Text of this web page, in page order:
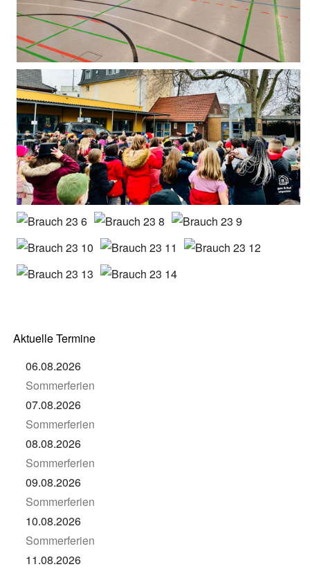
Aktuelle Termine
06.08.2026
Sommerferien
07.08.2026
Sommerferien
08.08.2026
Sommerferien
09.08.2026
Sommerferien
10.08.2026
Sommerferien
11.08.2026